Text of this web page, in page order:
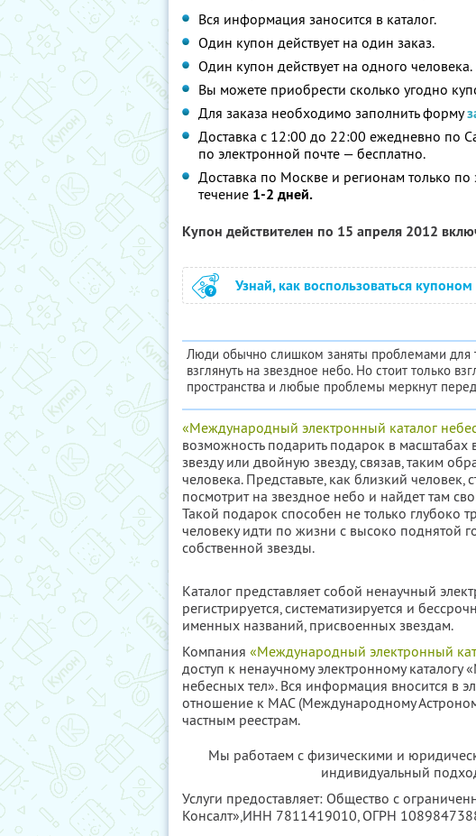
Вся информация заносится в каталог.
Один купон действует на один заказ.
Один купон действует на одного человека.
Вы можете приобрести сколько угодно
Для заказа необходимо заполнить форму
Доставка с 12:00 до 22:00 ежедневно по
по электронной почте — бесплатно.
Доставка по Москве и регионам только
течение 1-2 дней.
Купон действителен по 15 апреля 2012
Узнай, как воспользоваться купоном
Люди обычно слишком заняты проблемами для
взглянуть на звездное небо. Но стоит только
пространства и любые проблемы меркнут
«Международный электронный каталог
возможность подарить подарок в масштабах
звезду или двойную звезду, связав, таким
человека. Представьте, как близкий
посмотрит на звездное небо и найдет там
Такой подарок способен не только глубоко
человеку идти по жизни с высоко поднятой
собственной звезды.
Каталог представляет собой ненаучный
регистрируется, систематизируется и
именных названий, присвоенных звездам.
Компания «Международный электронный
доступ к ненаучному электронному
небесных тел». Вся информация вносится в
отношение к МАС (Международному
частным реестрам.
Мы работаем с физическими и
индивидуальный
Услуги предоставляет: Общество с
Консалт»,ИНН 7811419010, ОГРН